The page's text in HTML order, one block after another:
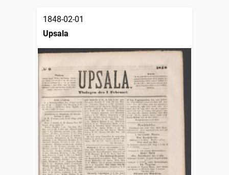
1848-02-01
Upsala